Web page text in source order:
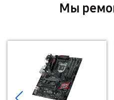
Мы